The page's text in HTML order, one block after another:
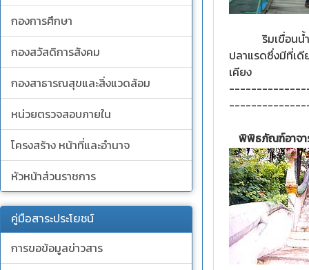
กองการศึกษา
กองสวัสดิการสังคม
กองสาธารณสุขและสิ่งแวดล้อม
หน่วยตรวจสอบภายใน
โครงสร้าง หน้าที่และอำนาจ
หัวหน้าส่วนราชการ
คู่มือสาระประโยชน์
การขอข้อมูลข่าวสาร
ริมเขื่อนน้ำอูน
ปลาแรดซึ่งมีที่เดี
เคียง
พิพิธภัณฑ์อาจ